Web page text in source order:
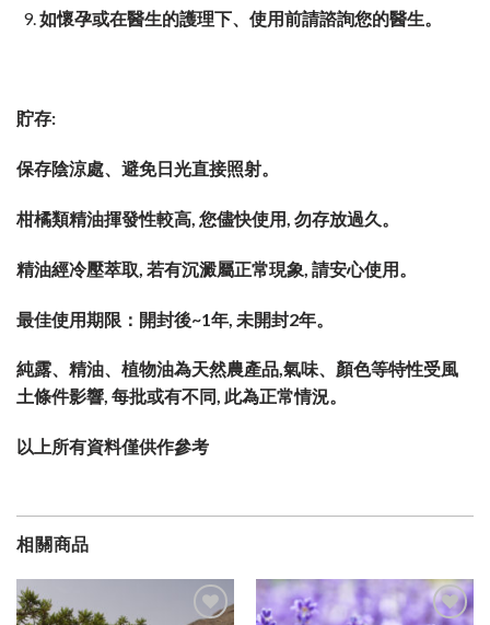
如懷孕或在醫生的護理下、使用前請諮詢您的醫生。
貯存:
保存陰涼處、避免日光直接照射。
柑橘類精油揮發性較高, 您儘快使用, 勿存放過久。
精油經冷壓萃取, 若有沉澱屬正常現象, 請安心使用。
最佳使用期限：開封後~1年, 未開封2年。
純露、精油、植物油為天然農產品,氣味、顏色等特性受風
土條件影響, 每批或有不同, 此為正常情況。
以上所有資料僅供作參考
相關商品